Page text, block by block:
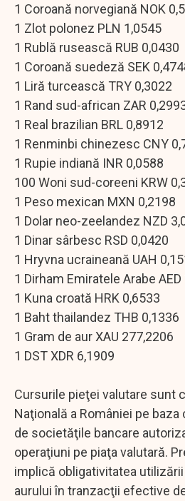
1 Coroană norvegiană NOK
1 Zlot polonez PLN 1,0545
1 Rublă rusească RUB 0,0430
1 Coroană suedeză SEK
1 Liră turcească TRY 0,3022
1 Rand sud-african ZAR
1 Real brazilian BRL 0,8912
1 Renminbi chinezesc CNY
1 Rupie indiană INR 0,0588
100 Woni sud-coreeni KRW
1 Peso mexican MXN 0,2198
1 Dolar neo-zeelandez NZD
1 Dinar sârbesc RSD 0,0420
1 Hryvna ucraineană UAH
1 Dirham Emiratele Arabe AED
1 Kuna croată HRK 0,6533
1 Baht thailandez THB 0,1336
1 Gram de aur XAU 277,2206
1 DST XDR 6,1909
Cursurile pieţei valutare sunt
Naţională a României pe
de societăţile bancare
operaţiuni pe piaţa valutară.
implică obligativitatea
aurului în tranzacţii efective